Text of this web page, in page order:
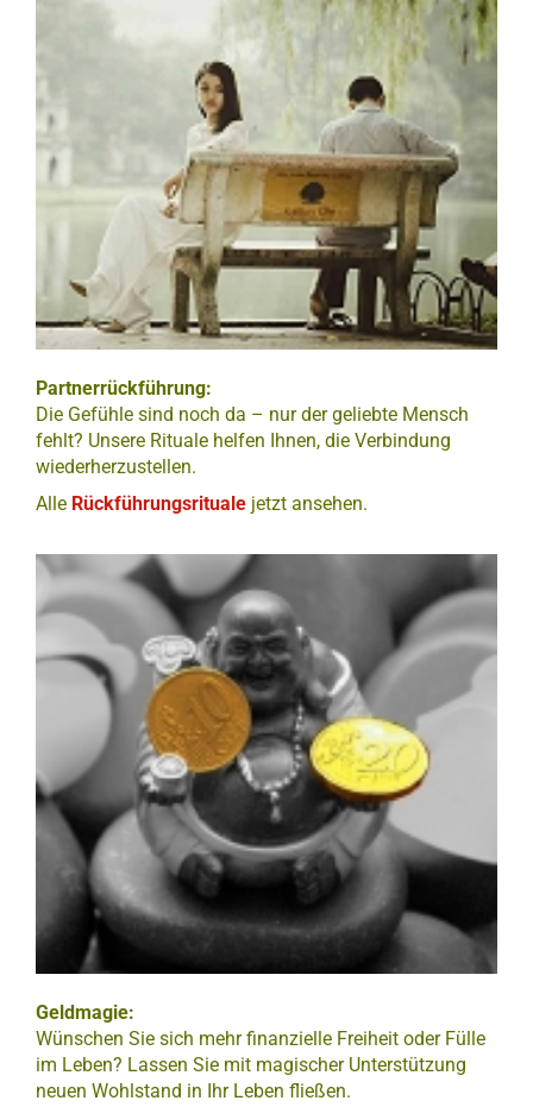
Partnerrückführung:
Die Gefühle sind noch da – nur der geliebte Mensch
fehlt? Unsere Rituale helfen Ihnen, die Verbindung
wiederherzustellen.
Alle Rückführungsrituale jetzt ansehen.
Geldmagie:
Wünschen Sie sich mehr finanzielle Freiheit oder Fülle
im Leben? Lassen Sie mit magischer Unterstützung
neuen Wohlstand in Ihr Leben fließen.